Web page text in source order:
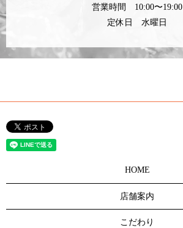
営業時間 10:00〜19:00
定休日 水曜日
HOME
店舗案内
こだわり